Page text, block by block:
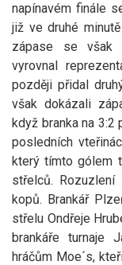
napínavém finále
již ve druhé
zápase se však
vyrovnal
později přidal
však dokázali
když branka na 3:2
posledních
který tímto gólem
střelců.
kopů. Brankář
střelu Ondřeje
brankáře turnaje
hráčům Moe´s,